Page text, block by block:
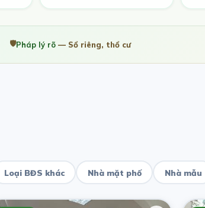
🛡️Pháp lý rõ — Sổ riêng, thổ cư
Loại BĐS khác Nhà mặt phố Nhà mẫu